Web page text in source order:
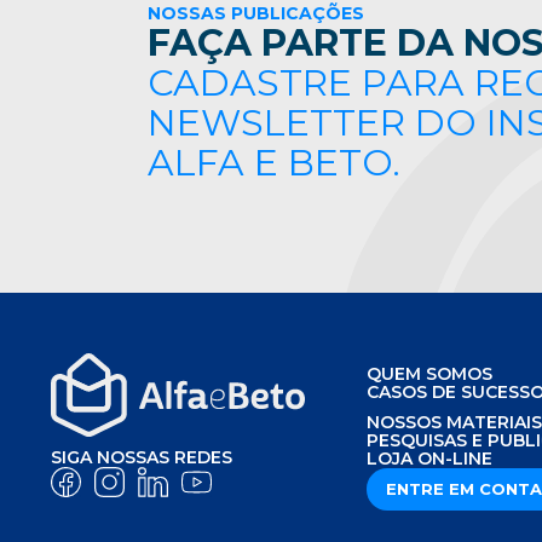
NOSSAS PUBLICAÇÕES
FAÇA PARTE DA
CADASTRE PARA
NEWSLETTER DO
ALFA E BETO.
SIGA NOSSAS REDES
QUEM SOMOS
CASOS DE
NOSSOS MATERIAIS
PESQUISAS E
LOJA ON-LINE
ENTRE EM